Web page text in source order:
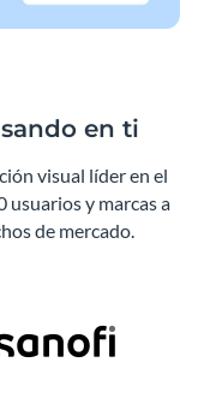
en ti
visual líder en el
usuarios y marcas a
de mercado.